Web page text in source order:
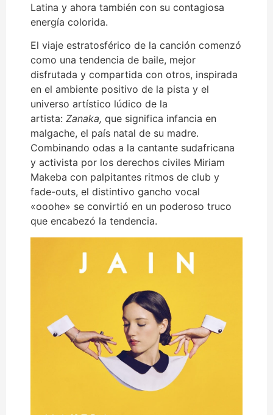
Latina y ahora también con su contagiosa
energía colorida.
El viaje estratosférico de la canción comenzó
como una tendencia de baile, mejor
disfrutada y compartida con otros, inspirada
en el ambiente positivo de la pista y el
universo artístico lúdico de la
artista: Zanaka, que significa infancia en
malgache, el país natal de su madre.
Combinando odas a la cantante sudafricana
y activista por los derechos civiles Miriam
Makeba con palpitantes ritmos de club y
fade-outs, el distintivo gancho vocal
«ooohe» se convirtió en un poderoso truco
que encabezó la tendencia.